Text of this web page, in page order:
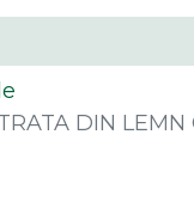
DIN LEMN